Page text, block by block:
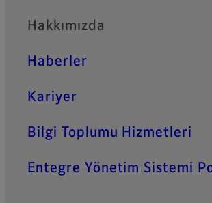
Hakkımızda
Haberler
Kariyer
Bilgi Toplumu Hizmetleri
Entegre Yönetim Sistemi